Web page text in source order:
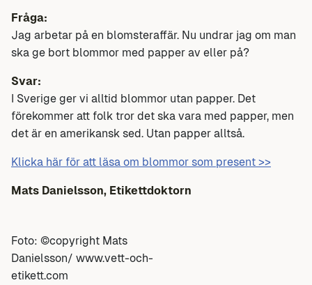
Fråga:
Jag arbetar på en blomsteraffär. Nu undrar jag om man
ska ge bort blommor med papper av eller på?
Svar:
I Sverige ger vi alltid blommor utan papper. Det
förekommer att folk tror det ska vara med papper, men
det är en amerikansk sed. Utan papper alltså.
Klicka här för att läsa om blommor som present >>
Mats Danielsson, Etikettdoktorn
Foto: ©copyright Mats
Danielsson/ www.vett-och-
etikett.com